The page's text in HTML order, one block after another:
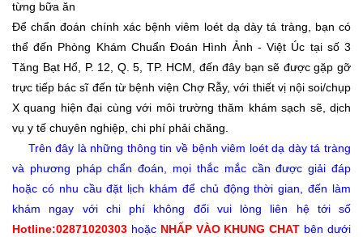
từng bữa ăn
Để chẩn đoán chính xác bệnh viêm loét dạ dày tá tràng, bạn có
thể đến Phòng Khám Chuẩn Đoán Hình Ảnh - Việt Úc tại số 3
Tăng Bạt Hổ, P. 12, Q. 5, TP. HCM, đến đây bạn sẽ được gặp gỡ
trực tiếp bác sĩ đến từ bệnh viện Chợ Rẫy, với thiết vị nội soi/chụp
X quang hiện đại cùng với môi trường thăm khám sạch sẽ, dịch
vụ y tế chuyên nghiệp, chi phí phải chăng.
Trên đây là những thông tin về bệnh viêm loét dạ dày tá tràng
và phương pháp chẩn đoán, mọi thắc mắc cần được giải đáp
hoặc có nhu cầu đặt lịch khám để chủ động thời gian, đến làm
khám ngay với chi phí không đổi vui lòng liên hệ tới số
Hotline:02871020303 hoặc NHẤP VÀO KHUNG CHAT bên dưới